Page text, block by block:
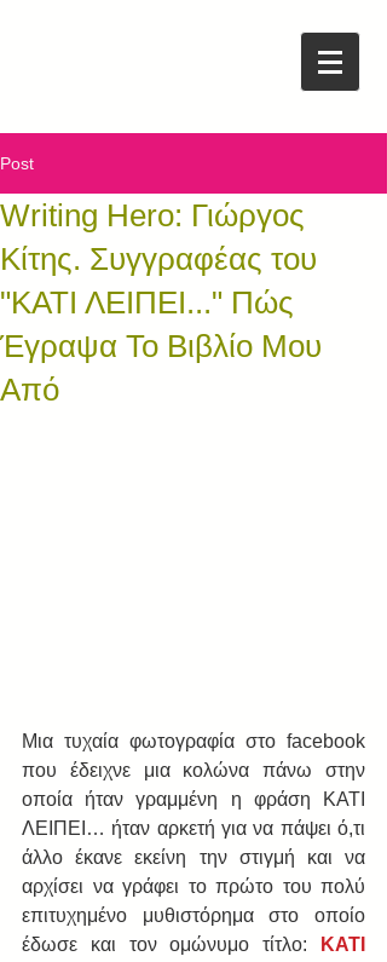
Post
Writing Hero: Γιώργος
Κίτης. Συγγραφέας του
"ΚΑΤΙ ΛΕΙΠΕΙ..." Πώς
Έγραψα Το Βιβλίο Μου
Από
Μια τυχαία φωτογραφία στο facebook
που έδειχνε μια κολώνα πάνω στην
οποία ήταν γραμμένη η φράση ΚΑΤΙ
ΛΕΙΠΕΙ… ήταν αρκετή για να πάψει ό,τι
άλλο έκανε εκείνη την στιγμή και να
αρχίσει να γράφει το πρώτο του πολύ
επιτυχημένο μυθιστόρημα στο οποίο
έδωσε και τον ομώνυμο τίτλο:
ΚΑΤΙ